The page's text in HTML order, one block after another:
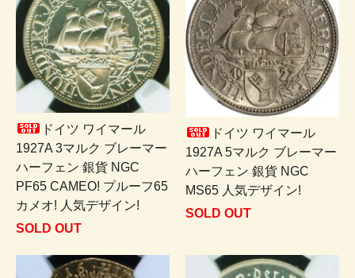
ドイツ ワイマール
1927A 3マルク ブレーマー
ハーフェン 銀貨 NGC
PF65 CAMEO! プルーフ65
カメオ! 人気デザイン!
SOLD OUT
ドイツ ワイマール
1927A 5マルク ブレーマー
ハーフェン 銀貨 NGC
MS65 人気デザイン!
SOLD OUT